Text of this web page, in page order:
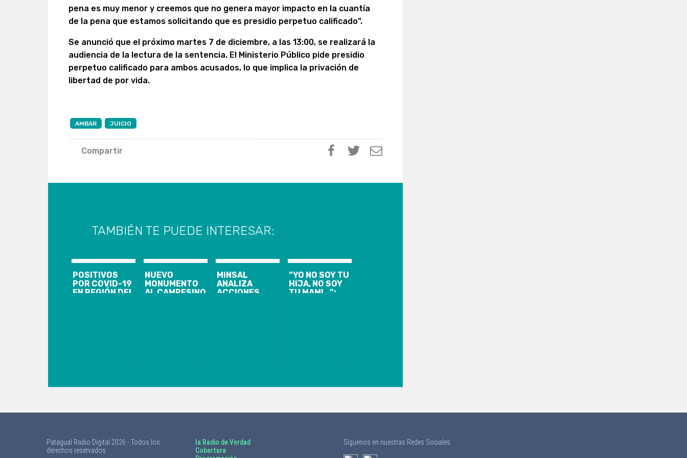
pena es muy menor y creemos que no genera mayor impacto en la cuantía
de la pena que estamos solicitando que es presidio perpetuo calificado”.
Se anunció que el próximo martes 7 de diciembre, a las 13:00, se realizará la
audiencia de la lectura de la sentencia. El Ministerio Público pide presidio
perpetuo calificado para ambos acusados, lo que implica la privación de
libertad de por vida.
AMBAR JUICIO
Compartir
TAMBIÉN TE PUEDE INTERESAR:
POSITIVOS
POR COVID-19
EN REGIÓN DEL
NUEVO
MONUMENTO
AL CAMPESINO
MINSAL
ANALIZA
ACCIONES
“YO NO SOY TU
HIJA, NO SOY
TU MAMI…”:
Patagual Radio Digital 2026 - Todos los
derechos reservados
la Radio de Verdad
Cobertura
Síguenos en nuestras Redes Sociales